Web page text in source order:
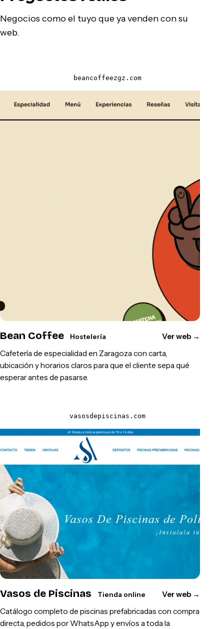
Negocios como el tuyo que ya venden con su
web.
beancoffeezgz.com
Bean Coffee Hostelería Ver web →
Cafetería de especialidad en Zaragoza con carta,
ubicación y horarios claros para que el cliente sepa qué
esperar antes de pasarse.
vasosdepiscinas.com
Vasos de Piscinas Tienda online Ver web →
Catálogo completo de piscinas prefabricadas con compra
directa, pedidos por WhatsApp y envíos a toda la